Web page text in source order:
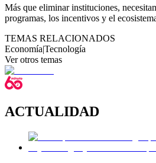
Más que eliminar instituciones,
programas, los incentivos y el
TEMAS RELACIONADOS
Economía|Tecnología
Ver otros temas
ACTUALIDAD